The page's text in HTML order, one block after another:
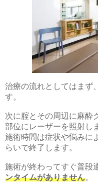
治療の流れとしてはまず
す。
次に腟とその周辺に麻酔
部位にレーザーを照射し
施術時間は症状や悩みに
らいで終了します。
施術が終わってすぐ普段
ンタイムがありません。